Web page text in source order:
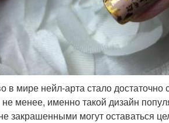
в мире нейл-арта стало
менее, именно такой дизайн
закрашенными могут оставаться